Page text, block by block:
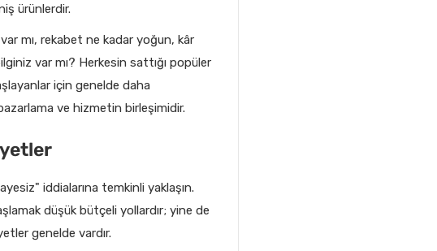
ürünlerdir.
mı, rekabet ne kadar yoğun, kâr
var mı? Herkesin sattığı popüler
için genelde daha
ve hizmetin birleşimidir.
iddialarına temkinli yaklaşın.
düşük bütçeli yollardır; yine de
genelde vardır.